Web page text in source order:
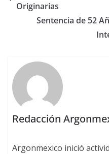
Originarias
Sentencia de 52
Redacción
Argonmexico inició